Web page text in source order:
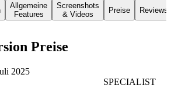
Allgemeine
Features
Screenshots
& Videos
Preise Reviews
Preise
2025
SPECIALIST